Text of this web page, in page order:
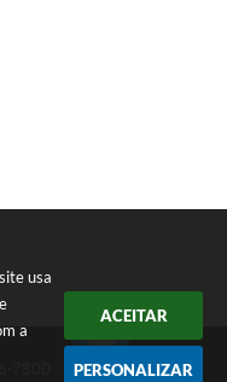
usa
a
ACEITAR
PERSONALIZAR
7800